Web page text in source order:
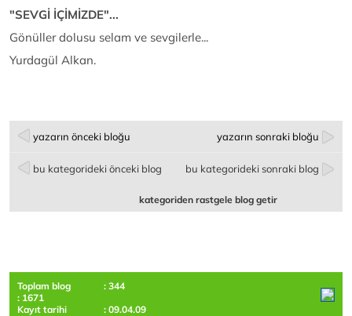
"SEVGİ İÇİMİZDE"...
Gönüller dolusu selam ve sevgilerle...
Yurdagül Alkan.
yazarın önceki bloğu yazarın sonraki bloğu
bu kategorideki önceki blog bu kategorideki sonraki blog
kategoriden rastgele blog getir
Toplam blog
: 344
: 1671
Kayıt tarihi
: 09.04.09